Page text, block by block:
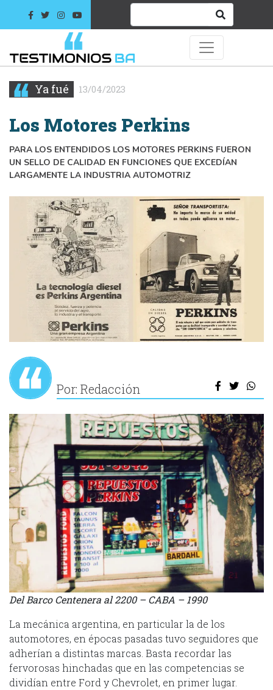
Ya fué 13/04/2023
Los Motores Perkins
PARA LOS ENTENDIDOS LOS MOTORES PERKINS FUERON
UN SELLO DE CALIDAD EN FUNCIONES QUE EXCEDÍAN
LARGAMENTE LA INDUSTRIA AUTOMOTRIZ
Por: Redacción
Del Barco Centenera al 2200 – CABA – 1990
La mecánica argentina, en particular la de los
automotores, en épocas pasadas tuvo seguidores que
adherían a distintas marcas. Basta recordar las
fervorosas hinchadas que en las competencias se
dividían entre Ford y Chevrolet, en primer lugar.